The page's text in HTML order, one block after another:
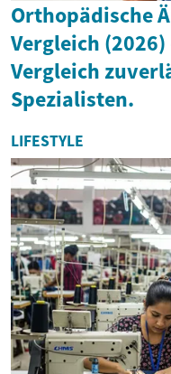
Orthopädische
Vergleich
Vergleich
Spezialisten.
LIFESTYLE